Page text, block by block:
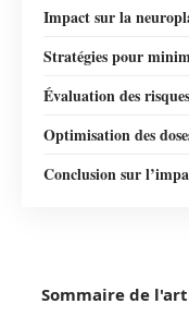
Impact sur la
Stratégies pour
Évaluation des risques
Optimisation des
Conclusion sur
Sommaire de